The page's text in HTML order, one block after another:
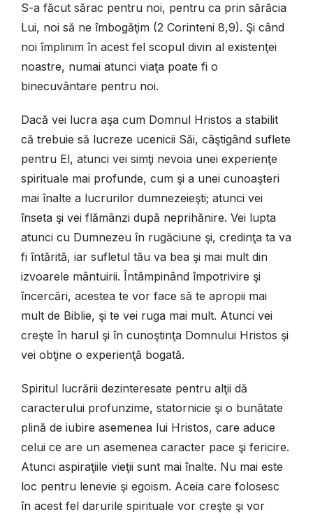
S-a făcut sărac pentru noi, pentru ca prin sărăcia
Lui, noi să ne îmbogăţim (2 Corinteni 8,9). Şi când
noi împlinim în acest fel scopul divin al existenţei
noastre, numai atunci viaţa poate fi o
binecuvântare pentru noi.
Dacă vei lucra aşa cum Domnul Hristos a stabilit
că trebuie să lucreze ucenicii Săi, câştigând suflete
pentru El, atunci vei simţi nevoia unei experienţe
spirituale mai profunde, cum şi a unei cunoaşteri
mai înalte a lucrurilor dumnezeieşti; atunci vei
înseta şi vei flămânzi după neprihănire. Vei lupta
atunci cu Dumnezeu în rugăciune şi, credinţa ta va
fi întărită, iar sufletul tău va bea şi mai mult din
izvoarele mântuirii. Întâmpinând împotrivire şi
încercări, acestea te vor face să te apropii mai
mult de Biblie, şi te vei ruga mai mult. Atunci vei
creşte în harul şi în cunoştinţa Domnului Hristos şi
vei obţine o experienţă bogată.
Spiritul lucrării dezinteresate pentru alţii dă
caracterului profunzime, statornicie şi o bunătate
plină de iubire asemenea lui Hristos, care aduce
celui ce are un asemenea caracter pace şi fericire.
Atunci aspiraţiile vieţii sunt mai înalte. Nu mai este
loc pentru lenevie şi egoism. Aceia care folosesc
în acest fel darurile spirituale vor creşte şi vor